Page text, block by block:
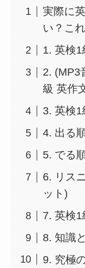
実際に
い？こ
1. 英検
2. (MP3
級 英作
3. 英検1
4. 出る
5. でる
6. リス
ット)
7. 英検1
8. 知識
9. 究極